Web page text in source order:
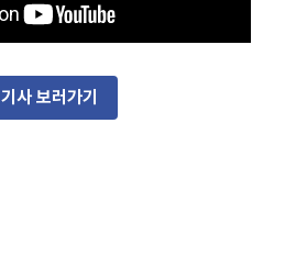
기사 보러가기